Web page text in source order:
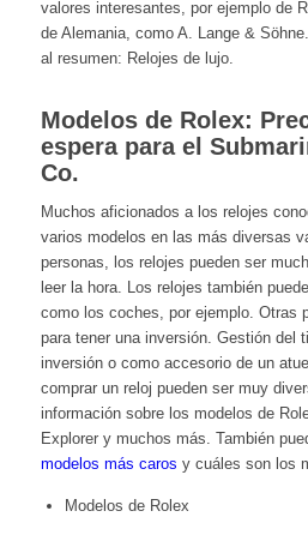
valores interesantes, por ejemplo de
de Alemania, como A. Lange &
al resumen: Relojes de lujo.
Modelos de Rolex:
espera para el
Co.
Muchos aficionados a los relojes
varios modelos en las más diversas
personas, los relojes pueden ser
leer la hora. Los relojes también
como los coches, por ejemplo. Otras
para tener una inversión. Gestión del
inversión o como accesorio de un
comprar un reloj pueden ser muy
información sobre los modelos de
Explorery muchos más. También
modelos más caros y cuáles son los
Modelos de Rolex